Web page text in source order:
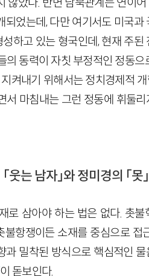
었는데, 다만 여기서도 미국
하고 있는 형국인데, 현재 주된
동력이 자칫 부정적인 정동
켜내기 위해서는 정치경제적
마침내는 그런 정동에 휘둘
는 남자」와 정미경의 「못」
로 삼아야 하는 법은 없다. 촛
항쟁이든 소재를 중심으로 접
밀착된 방식으로 핵심적인
이 돋보인다.